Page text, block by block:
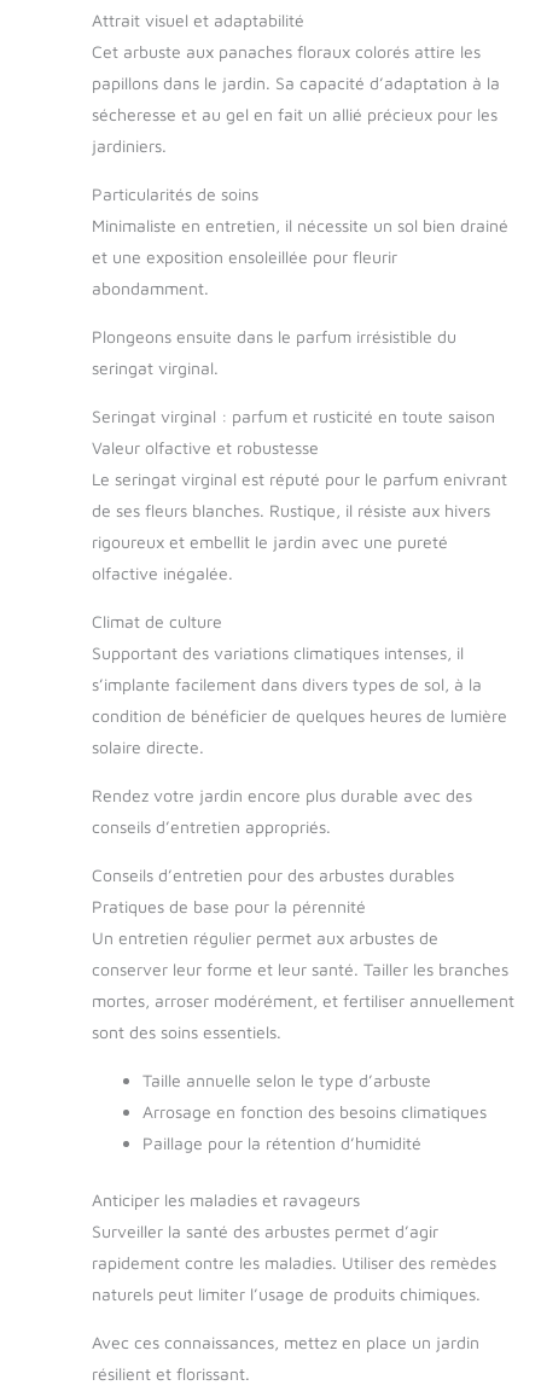
Attrait visuel et adaptabilité
Cet arbuste aux panaches floraux colorés attire les
papillons dans le jardin. Sa capacité d’adaptation à la
sécheresse et au gel en fait un allié précieux pour les
jardiniers.
Particularités de soins
Minimaliste en entretien, il nécessite un sol bien drainé
et une exposition ensoleillée pour fleurir
abondamment.
Plongeons ensuite dans le parfum irrésistible du
seringat virginal.
Seringat virginal : parfum et rusticité en toute saison
Valeur olfactive et robustesse
Le seringat virginal est réputé pour le parfum enivrant
de ses fleurs blanches. Rustique, il résiste aux hivers
rigoureux et embellit le jardin avec une pureté
olfactive inégalée.
Climat de culture
Supportant des variations climatiques intenses, il
s’implante facilement dans divers types de sol, à la
condition de bénéficier de quelques heures de lumière
solaire directe.
Rendez votre jardin encore plus durable avec des
conseils d’entretien appropriés.
Conseils d’entretien pour des arbustes durables
Pratiques de base pour la pérennité
Un entretien régulier permet aux arbustes de
conserver leur forme et leur santé. Tailler les branches
mortes, arroser modérément, et fertiliser annuellement
sont des soins essentiels.
Taille annuelle selon le type d’arbuste
Arrosage en fonction des besoins climatiques
Paillage pour la rétention d’humidité
Anticiper les maladies et ravageurs
Surveiller la santé des arbustes permet d’agir
rapidement contre les maladies. Utiliser des remèdes
naturels peut limiter l’usage de produits chimiques.
Avec ces connaissances, mettez en place un jardin
résilient et florissant.